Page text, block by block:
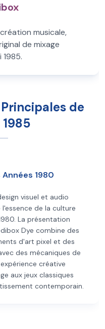
musicale,
de mixage
de
1980
visuel et audio
de la culture
La présentation
Dye combine des
d'art pixel et des
des mécaniques de
créative
aux jeux classiques
contemporain.